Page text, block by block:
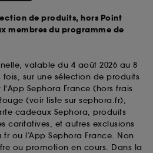
de produits, hors Point
membres du programme de
valable du 4 août 2026 au 8
fois, sur une sélection de produits
Sephora France (hors frais
(voir liste sur sephora.fr),
cadeaux Sephora, produits
caritatives, et autres exclusions
ou l’App Sephora France. Non
ou promotion en cours. Dans la